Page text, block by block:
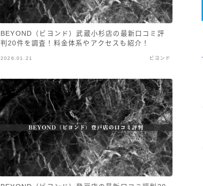
BEYOND（ビヨンド）武蔵小杉店の最新口コミ評
判20件を調査！料金体系やアクセスも紹介！
2026.01.21 ビヨンド